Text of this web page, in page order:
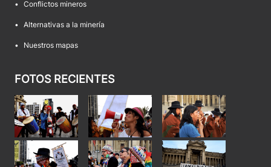
• Conflictos mineros
• Alternativas a la minería
• Nuestros mapas
FOTOS RECIENTES